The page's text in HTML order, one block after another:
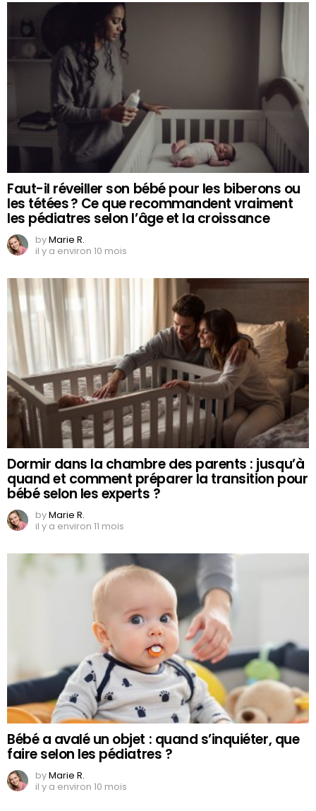
Faut-il réveiller son bébé pour les biberons ou
les tétées ? Ce que recommandent vraiment
les pédiatres selon l’âge et la croissance
byMarie R.
il y a environ 10 mois
Dormir dans la chambre des parents : jusqu’à
quand et comment préparer la transition pour
bébé selon les experts ?
byMarie R.
il y a environ 11 mois
Bébé a avalé un objet : quand s’inquiéter, que
faire selon les pédiatres ?
byMarie R.
il y a environ 10 mois